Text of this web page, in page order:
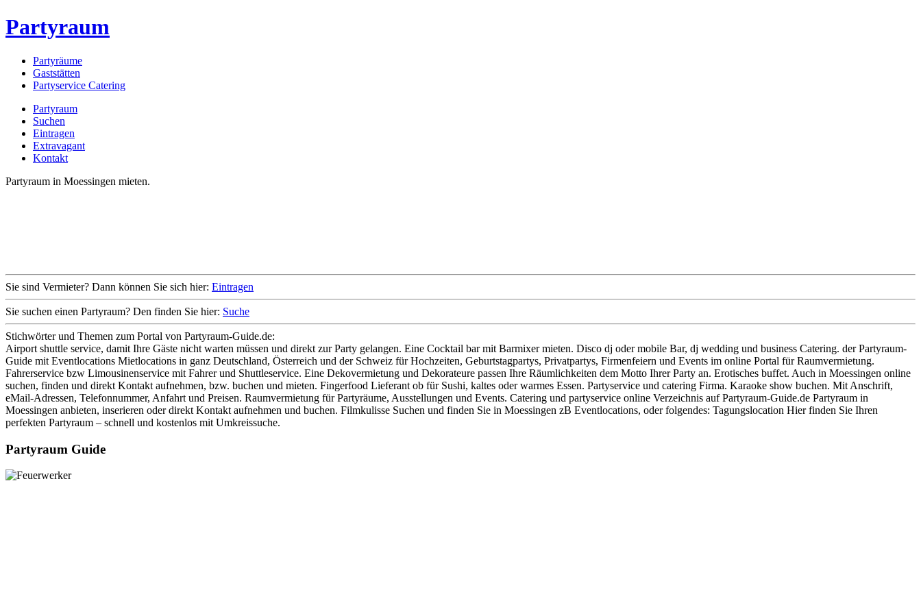
Partyraum
Partyräume
Gaststätten
Partyservice Catering
Partyraum
Suchen
Eintragen
Extravagant
Kontakt
Partyraum in Moessingen mieten.
Sie sind Vermieter? Dann können Sie sich hier: Eintragen
Sie suchen einen Partyraum? Den finden Sie hier: Suche
Stichwörter und Themen zum Portal von Partyraum-Guide.de:
Airport shuttle service, damit Ihre Gäste nicht warten müssen und direkt zur Party gelangen. Eine Cocktail bar mit Barmixer mieten. Disco dj oder mobile Bar, dj wedding und business Catering. der Partyraum-
Guide mit Eventlocations Mietlocations in ganz Deutschland, Österreich und der Schweiz für Hochzeiten, Geburtstagpartys, Privatpartys, Firmenfeiern und Events im online Portal für Raumvermietung.
Fahrerservice bzw Limousinenservice mit Fahrer und Shuttleservice. Eine Dekovermietung und Dekorateure passen Ihre Räumlichkeiten dem Motto Ihrer Party an. Erotisches buffet. Auch in Moessingen online
suchen, finden und direkt Kontakt aufnehmen, bzw. buchen und mieten. Fingerfood Lieferant ob für Sushi, kaltes oder warmes Essen. Partyservice und catering Firma. Karaoke show buchen. Mit Anschrift,
eMail-Adressen, Telefonnummer, Anfahrt und Preisen. Raumvermietung für Partyräume, Ausstellungen und Events. Catering und partyservice online Verzeichnis auf Partyraum-Guide.de Partyraum in
Moessingen anbieten, inserieren oder direkt Kontakt aufnehmen und buchen. Filmkulisse Suchen und finden Sie in Moessingen zB Eventlocations, oder folgendes: Tagungslocation Hier finden Sie Ihren
perfekten Partyraum – schnell und kostenlos mit Umkreissuche.
Partyraum Guide